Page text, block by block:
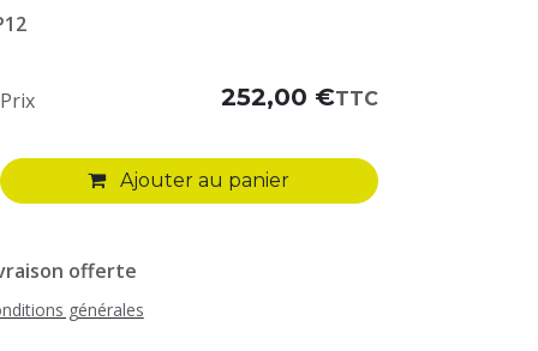
Ajouter au panier
Prix 252,00 €TTC
offerte
générales